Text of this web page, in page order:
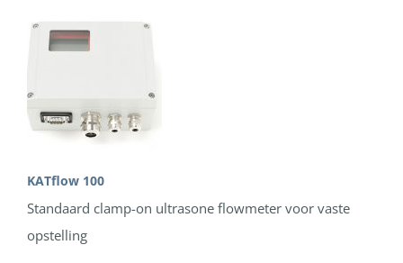
KATflow 100
Standaard clamp-on ultrasone flowmeter voor vaste
opstelling